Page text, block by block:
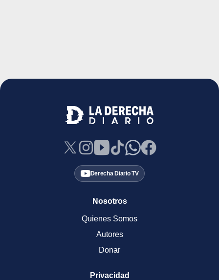
Derecha Diario TV
Nosotros
Quienes Somos
Autores
Donar
Privacidad